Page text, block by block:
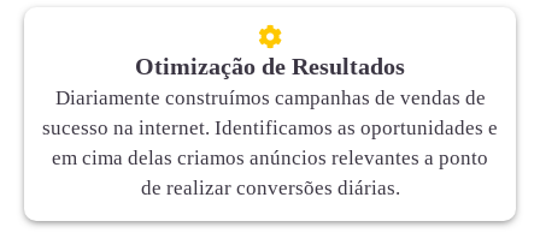
Otimização de Resultados
Diariamente construímos campanhas de vendas de
sucesso na internet. Identificamos as oportunidades e
em cima delas criamos anúncios relevantes a ponto
de realizar conversões diárias.